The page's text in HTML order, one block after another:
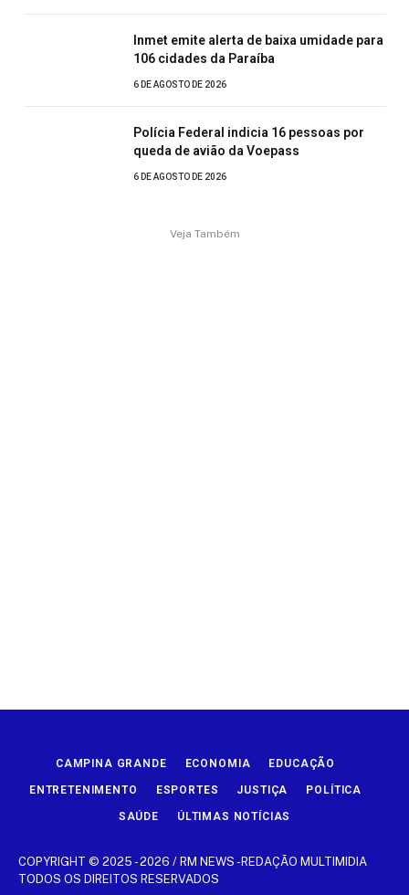
Inmet emite alerta de baixa umidade para
106 cidades da Paraíba
6 DE AGOSTO DE 2026
Polícia Federal indicia 16 pessoas por
queda de avião da Voepass
6 DE AGOSTO DE 2026
Veja Também
CAMPINA GRANDE ECONOMIA EDUCAÇÃO
ENTRETENIMENTO ESPORTES JUSTIÇA POLÍTICA
SAÚDE ÚLTIMAS NOTÍCIAS
COPYRIGHT © 2025 - 2026 / RM NEWS -REDAÇÃO MULTIMIDIA
TODOS OS DIREITOS RESERVADOS